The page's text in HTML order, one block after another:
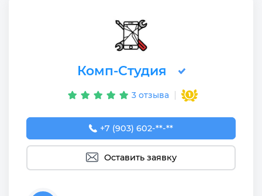
Комп-Студия
3 отзыва
+7 (903) 602-20-24
+7 (903) 602-**-**
Оставить заявку